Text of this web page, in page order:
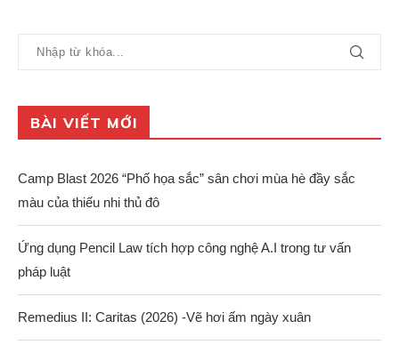
BÀI VIẾT MỚI
Camp Blast 2026 “Phố họa sắc” sân chơi mùa hè đầy sắc
màu của thiếu nhi thủ đô
Ứng dụng Pencil Law tích hợp công nghệ A.I trong tư vấn
pháp luật
Remedius II: Caritas (2026) -Vẽ hơi ấm ngày xuân